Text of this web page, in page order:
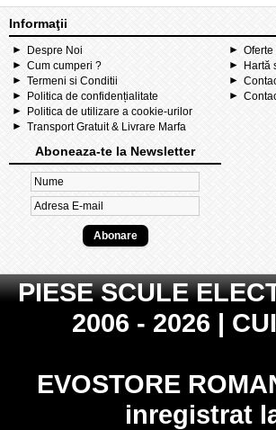
Informaţii
Despre Noi
Cum cumperi ?
Termeni si Conditii
Politica de confidențialitate
Politica de utilizare a cookie-urilor
Transport Gratuit & Livrare Marfa
Hartă
Aboneaza-te la Newsletter
PIESE SCULE
2006 - 2026 |
EVOSTORE
inregistrat